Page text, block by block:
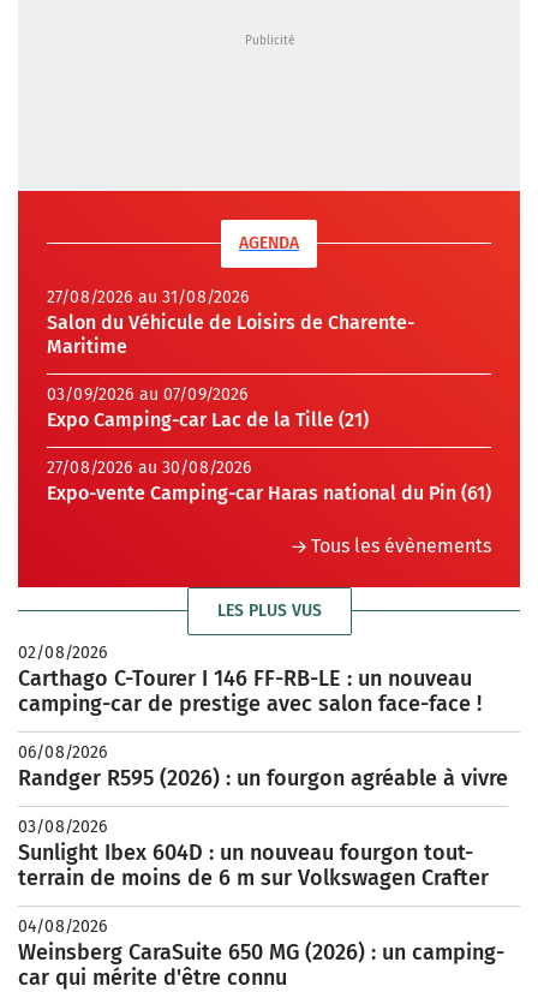
AGENDA
27/08/2026 au 31/08/2026
Salon du Véhicule de Loisirs de Charente-
Maritime
03/09/2026 au 07/09/2026
Expo Camping-car Lac de la Tille (21)
27/08/2026 au 30/08/2026
Expo-vente Camping-car Haras national du Pin (61)
Tous les évènements
LES PLUS VUS
02/08/2026
Carthago C-Tourer I 146 FF-RB-LE : un nouveau
camping-car de prestige avec salon face-face !
06/08/2026
Randger R595 (2026) : un fourgon agréable à vivre
03/08/2026
Sunlight Ibex 604D : un nouveau fourgon tout-
terrain de moins de 6 m sur Volkswagen Crafter
04/08/2026
Weinsberg CaraSuite 650 MG (2026) : un camping-
car qui mérite d'être connu